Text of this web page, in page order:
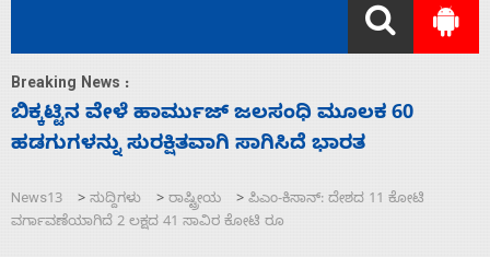
Breaking News :
ನಾಗೇಂದ್ರ ರಾಜೀನಾಮೆ ಕೊಡದಿದ್ದರೆ ಸದನ ನಡೆಸಲು
ಬಿಡೆವು: ಛಲವಾದಿ ನಾರಾಯಣಸ್ವಾಮಿ
News13 > ಸುದ್ದಿಗಳು > ರಾಷ್ಟ್ರೀಯ > ಪಿಎಂ-ಕಿಸಾನ್: ದೇಶದ 11 ಕೋಟಿ
ವರ್ಗಾವಣೆಯಾಗಿದೆ 2 ಲಕ್ಷದ 41 ಸಾವಿರ ಕೋಟಿ ರೂ